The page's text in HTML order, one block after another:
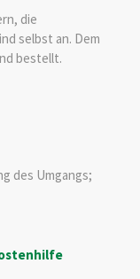
die
selbst an. Dem
bestellt.
des Umgangs;